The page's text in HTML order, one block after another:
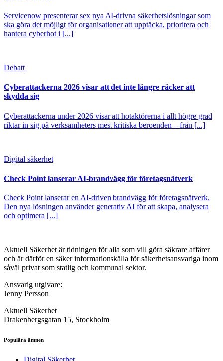
Servicenow presenterar sex nya AI-drivna säkerhetslösningar som
ska göra det möjligt för organisationer att upptäcka, prioritera och
hantera cyberhot i [...]
Debatt
Cyberattackerna 2026 visar att det inte längre räcker att
skydda sig
Cyberattackerna under 2026 visar att hotaktörerna i allt högre grad
riktar in sig på verksamheters mest kritiska beroenden – från [...]
Digital säkerhet
Check Point lanserar AI-brandvägg för företagsnätverk
Check Point lanserar en AI-driven brandvägg för företagsnätverk.
Den nya lösningen använder generativ AI för att skapa, analysera
och optimera [...]
Aktuell Säkerhet är tidningen för alla som vill göra säkrare affärer
och är därför en säker informationskälla för säkerhets­ansvariga inom
såväl privat som statlig och kommunal sektor.
Ansvarig utgivare:
Jenny Persson
Aktuell Säkerhet
Drakenbergsgatan 15, Stockholm
Populära ämnen